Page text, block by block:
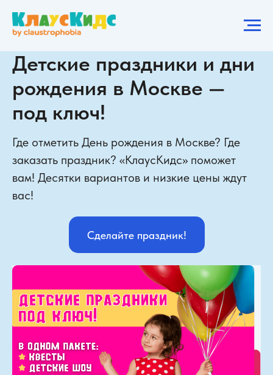
Детские праздники и дни
рождения в Москве —
под ключ!
Где отметить День рождения в Москве? Где
заказать праздник? «КлаусКидс» поможет
вам! Десятки вариантов и низкие цены ждут
вас!
Сделайте праздник!